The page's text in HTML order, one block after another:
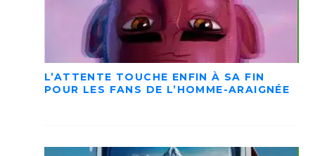
L’ATTENTE TOUCHE ENFIN À SA FIN
POUR LES FANS DE L’HOMME-ARAIGNÉE